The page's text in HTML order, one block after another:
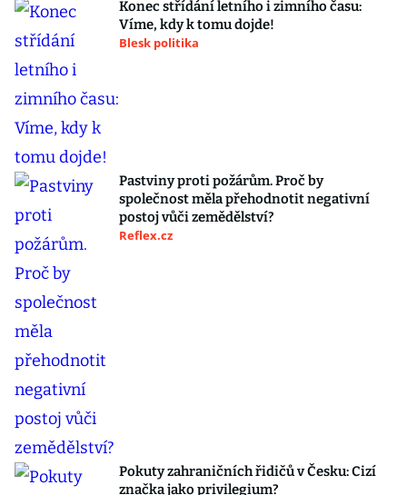
Konec střídání letního i zimního času:
Víme, kdy k tomu dojde!
Blesk politika
Pastviny proti požárům. Proč by
společnost měla přehodnotit negativní
postoj vůči zemědělství?
Reflex.cz
Pokuty zahraničních řidičů v Česku: Cizí
značka jako privilegium?